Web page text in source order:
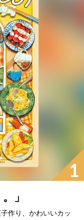
1
」
作り、かわいいカッ